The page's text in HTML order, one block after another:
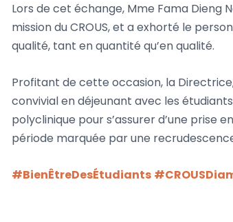
Lors de cet échange, Mme Fama
mission du CROUS, et a exhorté le
qualité, tant en quantité qu’en qualité.
Profitant de cette occasion, la
convivial en déjeunant avec les
polyclinique pour s’assurer d’une
période marquée par une
#BienÊtreDesÉtudiants